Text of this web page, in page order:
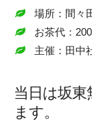
場所：間々
お茶代：
主催：田中
当日は坂
ます。